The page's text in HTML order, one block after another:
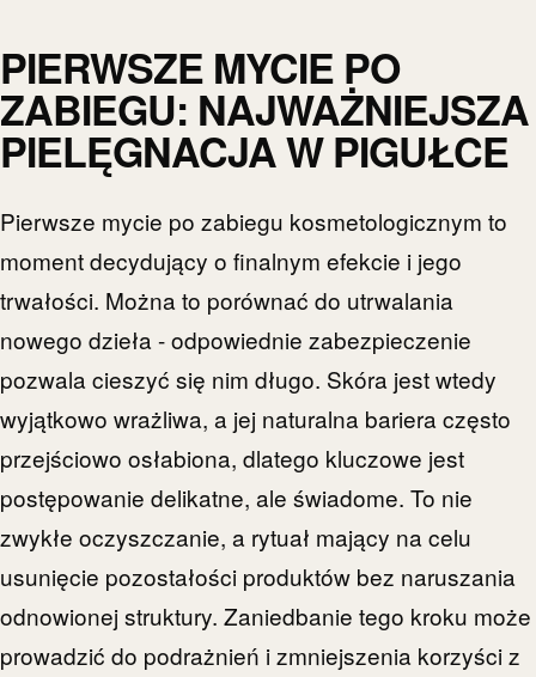
PIERWSZE MYCIE PO
ZABIEGU: NAJWAŻNIEJSZA
PIELĘGNACJA W PIGUŁCE
Pierwsze mycie po zabiegu kosmetologicznym to
moment decydujący o finalnym efekcie i jego
trwałości. Można to porównać do utrwalania
nowego dzieła - odpowiednie zabezpieczenie
pozwala cieszyć się nim długo. Skóra jest wtedy
wyjątkowo wrażliwa, a jej naturalna bariera często
przejściowo osłabiona, dlatego kluczowe jest
postępowanie delikatne, ale świadome. To nie
zwykłe oczyszczanie, a rytuał mający na celu
usunięcie pozostałości produktów bez naruszania
odnowionej struktury. Zaniedbanie tego kroku może
prowadzić do podrażnień i zmniejszenia korzyści z